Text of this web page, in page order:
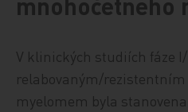
V klinických studiích fáze
relabovaným/
myelomem byla